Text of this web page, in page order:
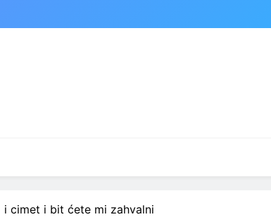
i cimet i bit ćete mi zahvalni